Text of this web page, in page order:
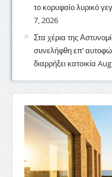
το κορυφαίο λυρικό
7, 2026
Στα χέρια της
συνελήφθη επ’
διαρρήξει κατοικία